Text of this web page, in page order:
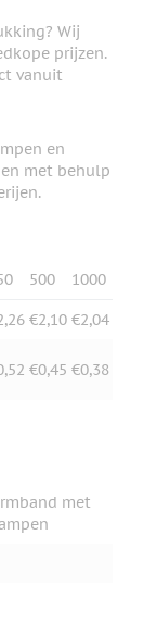
Wij
prijzen.
vanuit
en
met behulp
500 1000
€2,10 €2,04
€0,45 €0,38
met